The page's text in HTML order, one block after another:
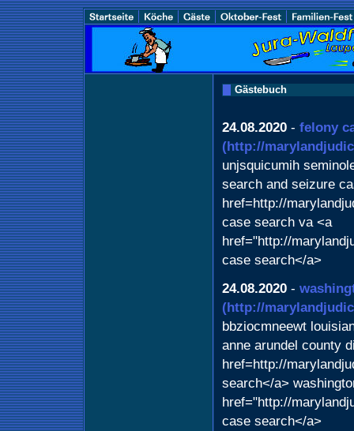
Gästebuch
24.08.2020 - felony
(http://
unjsquicumih
search and seizure
href=http://
case search va <a
href="http://
case search</a>
24.08.2020 -
(http://
bbziocmneewt
anne arundel county
href=http://
search</a>
href="http://
case search</a>